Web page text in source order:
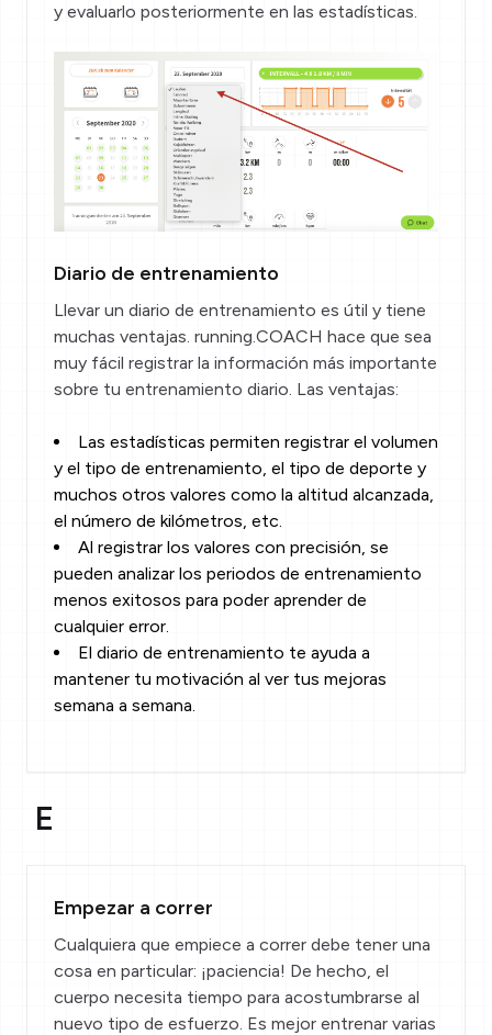
y evaluarlo posteriormente en las estadísticas.
Diario de entrenamiento
Llevar un diario de entrenamiento es útil y tiene
muchas ventajas. running.COACH hace que sea
muy fácil registrar la información más importante
sobre tu entrenamiento diario. Las ventajas:
Las estadísticas permiten registrar el volumen
y el tipo de entrenamiento, el tipo de deporte y
muchos otros valores como la altitud alcanzada,
el número de kilómetros, etc.
Al registrar los valores con precisión, se
pueden analizar los periodos de entrenamiento
menos exitosos para poder aprender de
cualquier error.
El diario de entrenamiento te ayuda a
mantener tu motivación al ver tus mejoras
semana a semana.
E
Empezar a correr
Cualquiera que empiece a correr debe tener una
cosa en particular: ¡paciencia! De hecho, el
cuerpo necesita tiempo para acostumbrarse al
nuevo tipo de esfuerzo. Es mejor entrenar varias